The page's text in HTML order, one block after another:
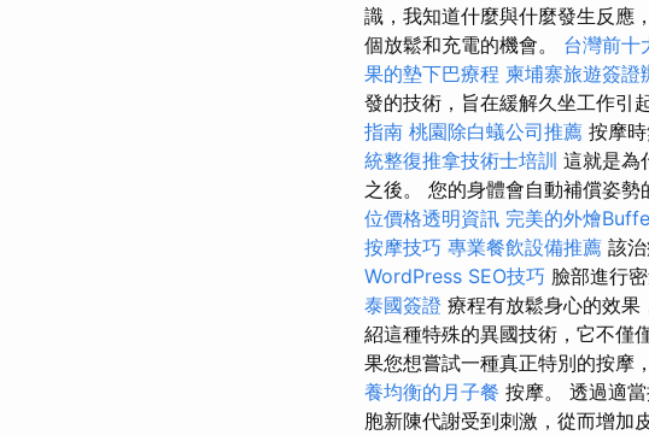
識，我知道什麼與什麼發生反應
個放鬆和充電的機會。 台灣前十
果的墊下巴療程 柬埔寨旅遊簽證
發的技術，旨在緩解久坐工作引
指南 桃園除白蟻公司推薦 按摩
統整復推拿技術士培訓 這就是為
之後。 您的身體會自動補償姿
位價格透明資訊 完美的外燴
按摩技巧 專業餐飲設備推薦 該
WordPress SEO技巧 臉部進行
泰國簽證 療程有放鬆身心的效果
紹這種特殊的異國技術，它不僅
果您想嘗試一種真正特別的按摩
養均衡的月子餐 按摩。 透過適
胞新陳代謝受到刺激，從而增加